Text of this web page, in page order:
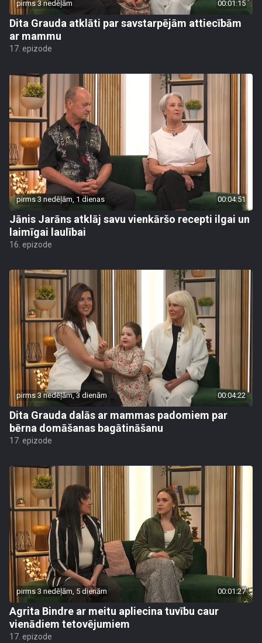
pirms 3 nedēļām 00:01:15
Dita Grauda atklāti par savstarpējām attiecībām
ar mammu
17. epizode
pirms 3 nedēļām, 1 dienas 00:04:51
Jānis Jarāns atklāj savu vienkāršo recepti ilgai un
laimīgai laulībai
16. epizode
pirms 3 nedēļām, 3 dienām 00:04:22
Dita Grauda dalās ar mammas padomiem par
bērna domāšanas bagātināšanu
17. epizode
pirms 3 nedēļām, 5 dienām 00:01:27
Agrita Bindre ar meitu apliecina tuvību caur
vienādiem tetovējumiem
17. epizode